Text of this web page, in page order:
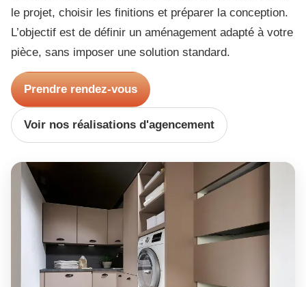
le projet, choisir les finitions et préparer la conception.
L’objectif est de définir un aménagement adapté à votre
pièce, sans imposer une solution standard.
Prendre rendez-vous
Voir nos réalisations d'agencement